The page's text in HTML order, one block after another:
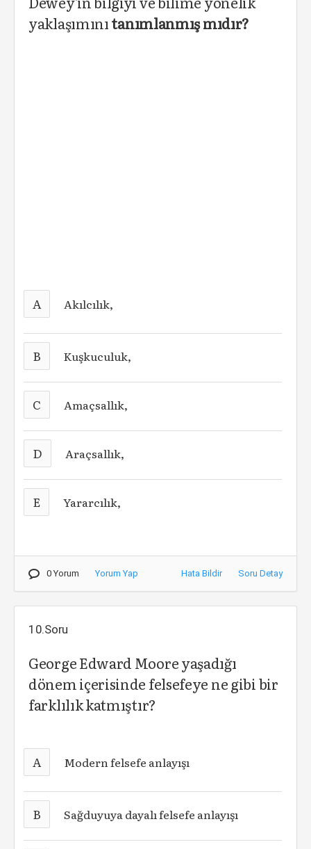
yaklaşımınıtanımlanmış mıdır?
A Akılcılık,
B Kuşkuculuk,
C Amaçsallık,
D Araçsallık,
E Yararcılık,
0 Yorum Yorum Yap Hata Bildir Soru Detay
10.Soru
George Edward Moore yaşadığı
dönem içerisinde felsefeye ne gibi bir
farklılık katmıştır?
A Modern felsefe anlayışı
B Sağduyuya dayalı felsefe anlayışı